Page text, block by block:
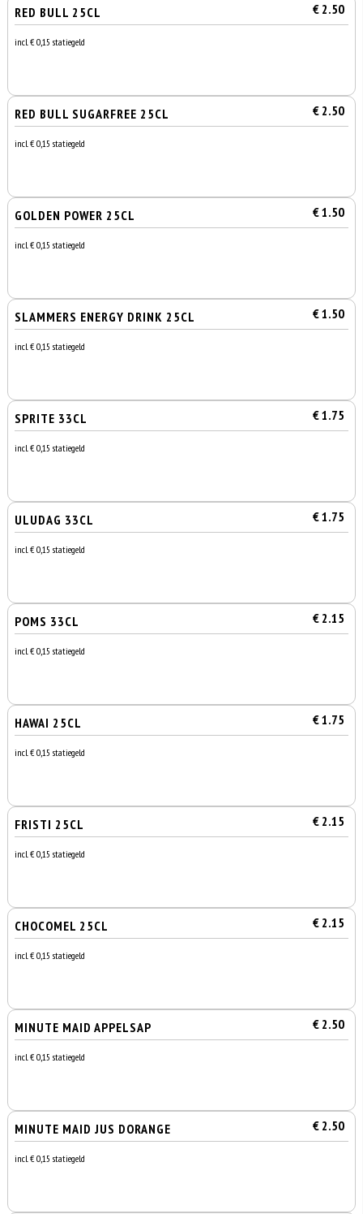
RED BULL 25CL € 2.50
incl. € 0,15 statiegeld
RED BULL SUGARFREE 25CL € 2.50
incl. € 0,15 statiegeld
GOLDEN POWER 25CL € 1.50
incl. € 0,15 statiegeld
SLAMMERS ENERGY DRINK 25CL € 1.50
incl. € 0,15 statiegeld
SPRITE 33CL € 1.75
incl. € 0,15 statiegeld
ULUDAG 33CL € 1.75
incl. € 0,15 statiegeld
POMS 33CL € 2.15
incl. € 0,15 statiegeld
HAWAI 25CL € 1.75
incl. € 0,15 statiegeld
FRISTI 25CL € 2.15
incl. € 0,15 statiegeld
CHOCOMEL 25CL € 2.15
incl. € 0,15 statiegeld
MINUTE MAID APPELSAP € 2.50
incl. € 0,15 statiegeld
MINUTE MAID JUS DORANGE € 2.50
incl. € 0,15 statiegeld